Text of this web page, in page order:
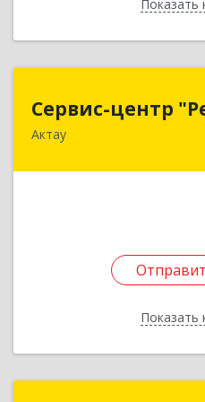
Показать
Сервис-центр
Актау
Показать